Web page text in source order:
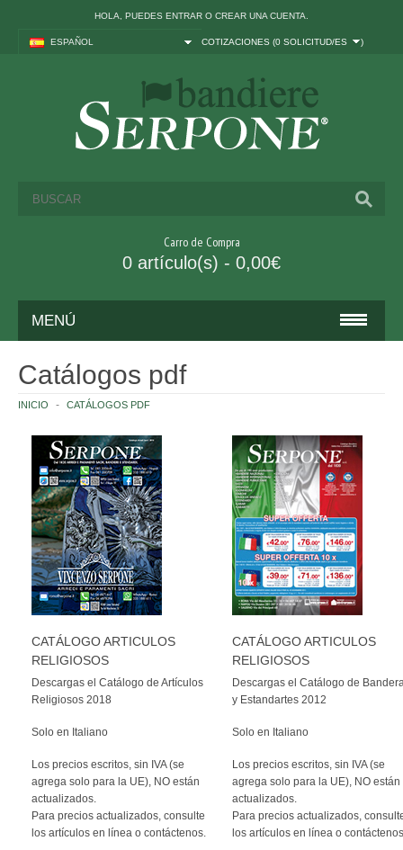
HOLA, PUEDES ENTRAR O CREAR UNA CUENTA
ESPAÑOL COTIZACIONES (0 SOLICITUD/ES )
Carro de Compra
0 artículo(s) - 0,00€
MENÚ
BANDERAS
ITALIA Y UE
INSTITUCIONES ITALIANAS
NACIONES
EUROPA
AFRICA
AMERICA
ASIA
OCEANÍA
ANTÁRTIDA
ORGANIZACIONES INTERNACIONALES
PERSONALIZADAS
Catálogos pdf
INICIO CATÁLOGOS PDF
CATÁLOGO ARTICULOS
RELIGIOSOS
CATÁLOGO ARTICULOS
RELIGIOSOS
Descargas el Catálogo de Artículos
Religiosos 2018
Solo en Italiano
Los precios escritos, sin IVA (se
agrega solo para la UE), NO están
actualizados.
Para precios actualizados, consulte
los artículos en línea o contáctenos.
Descargas el Catálogo de
y Estandartes 2012
Solo en Italiano
Los precios escritos, sin IVA (se
agrega solo para la UE), NO están
actualizados.
Para precios actualizados,
los artículos en línea o